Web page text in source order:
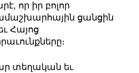
որ իր բոլոր
ցանցին
Հայոց
տեղական եւ